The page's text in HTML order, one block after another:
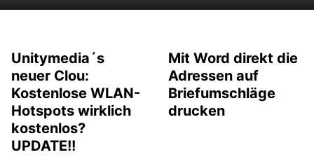
Unitymedia´s
neuer Clou:
Kostenlose WLAN-
Hotspots wirklich
kostenlos?
UPDATE!!
Mit Word direkt die
Adressen auf
Briefumschläge
drucken